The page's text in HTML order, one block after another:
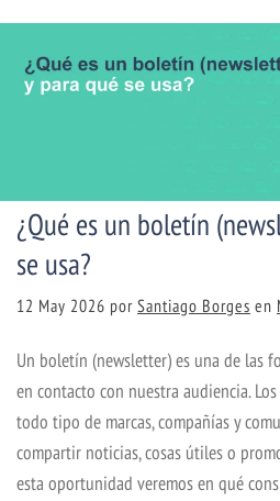
¿Qué es un boletín
se usa?
12 May 2026 por Santiago Borges en
Un boletín (newsletter) es una de las
en contacto con nuestra audiencia.
todo tipo de marcas, compañías y
compartir noticias, cosas útiles o
esta oportunidad veremos en qué